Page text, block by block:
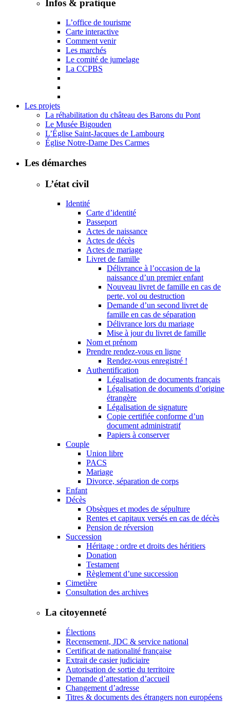
Infos & pratique
L’office de tourisme
Carte interactive
Comment venir
Les marchés
Le comité de jumelage
La CCPBS
Les projets
La réhabilitation du château des Barons du Pont
Le Musée Bigouden
L’Église Saint-Jacques de Lambourg
Église Notre-Dame Des Carmes
Les démarches
L’état civil
Identité
Carte d’identité
Passeport
Actes de naissance
Actes de décès
Actes de mariage
Livret de famille
Délivrance à l’occasion de la
naissance d’un premier enfant
Nouveau livret de famille en cas de
perte, vol ou destruction
Demande d’un second livret de
famille en cas de séparation
Délivrance lors du mariage
Mise à jour du livret de famille
Nom et prénom
Prendre rendez-vous en ligne
Rendez-vous enregistré !
Authentification
Légalisation de documents français
Légalisation de documents d’origine
étrangère
Légalisation de signature
Copie certifiée conforme d’un
document administratif
Papiers à conserver
Couple
Union libre
PACS
Mariage
Divorce, séparation de corps
Enfant
Décès
Obsèques et modes de sépulture
Rentes et capitaux versés en cas de décès
Pension de réversion
Succession
Héritage : ordre et droits des héritiers
Donation
Testament
Règlement d’une succession
Cimetière
Consultation des archives
La citoyenneté
Élections
Recensement, JDC & service national
Certificat de nationalité française
Extrait de casier judiciaire
Autorisation de sortie du territoire
Demande d’attestation d’accueil
Changement d’adresse
Titres & documents des étrangers non européens